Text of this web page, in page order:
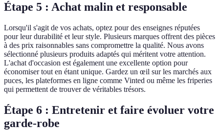
Étape 5 : Achat malin et responsable
Lorsqu'il s'agit de vos achats, optez pour des enseignes réputées
pour leur durabilité et leur style. Plusieurs marques offrent des pièces
à des prix raisonnables sans compromettre la qualité. Nous avons
sélectionné plusieurs produits adaptés qui méritent votre attention.
L'achat d'occasion est également une excellente option pour
économiser tout en étant unique. Gardez un œil sur les marchés aux
puces, les plateformes en ligne comme Vinted ou même les friperies
qui permettent de trouver de véritables trésors.
Étape 6 : Entretenir et faire évoluer votre
garde-robe